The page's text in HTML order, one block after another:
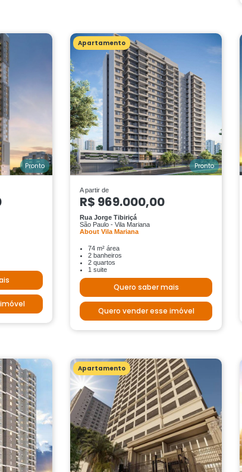
Pronto
Apartamento
Pronto
A partir de
R$ 969.000,00
Rua Jorge Tibiriçá
São Paulo - Vila Mariana
About Vila Mariana
74 m² área
2 banheiros
2 quartos
1 suite
Quero saber mais
Quero vender esse imóvel
Apartamento